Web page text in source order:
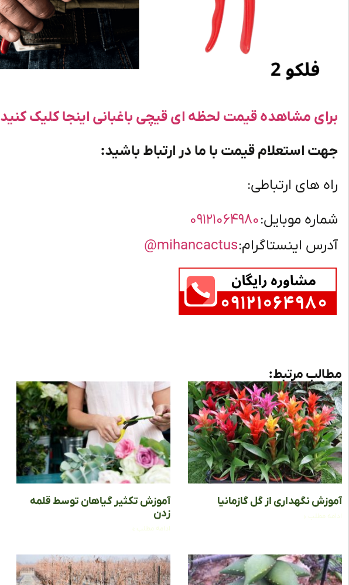
برای مشاهده قیمت لحظه ای قیچی باغبانی اینجا کلیک کنید
جهت استعلام قیمت با ما در ارتباط باشید:
راه های ارتباطی:
شماره موبایل:۰۹۱۲۱۰۶۴۹۸۰
آدرس اینستاگرام:mihancactus@
مطالب مرتبط:
آموزش نگهداری از گل گازمانیا
ادامه مطلب »
آموزش تکثیر گیاهان توسط قلمه
زدن
ادامه مطلب »